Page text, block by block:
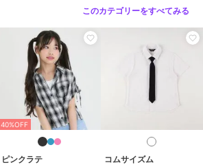
このカテゴリーをすべてみる
40%OFF
ピンクラテ コムサイズム